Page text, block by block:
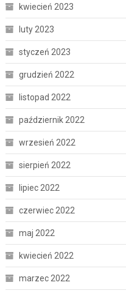
kwiecień 2023
luty 2023
styczeń 2023
grudzień 2022
listopad 2022
październik 2022
wrzesień 2022
sierpień 2022
lipiec 2022
czerwiec 2022
maj 2022
kwiecień 2022
marzec 2022